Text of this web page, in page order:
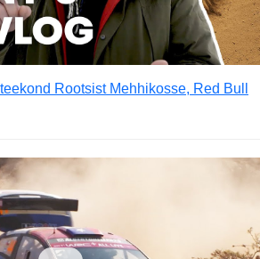
Rootsist Mehhikosse, Red Bull